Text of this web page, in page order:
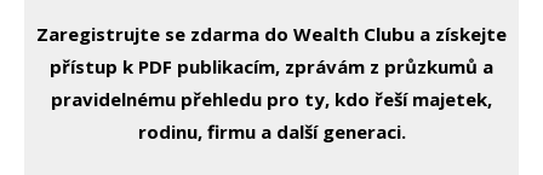
Zaregistrujte se zdarma do Wealth Clubu a získejte
přístup k PDF publikacím, zprávám z průzkumů a
pravidelnému přehledu pro ty, kdo řeší majetek,
rodinu, firmu a další generaci.